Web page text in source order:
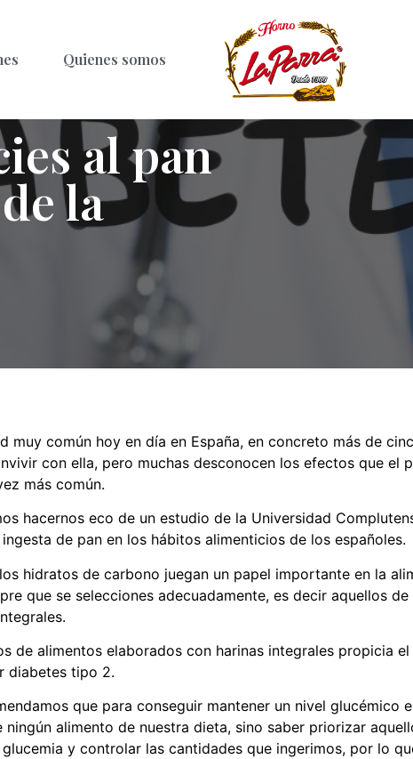
Quienes somos
al pan
la
muy común hoy en día en España, en concreto más de
con ella, pero muchas desconocen los efectos que el
más común.
hacernos eco de un estudio de la Universidad
de pan en los hábitos alimenticios de los españoles.
hidratos de carbono juegan un papel importante en la
que se selecciones adecuadamente, es decir aquellos
de alimentos elaborados con harinas integrales propicia
diabetes tipo 2.
que para conseguir mantener un nivel glucémico
alimento de nuestra dieta, sino saber priorizar
y controlar las cantidades que ingerimos, por lo